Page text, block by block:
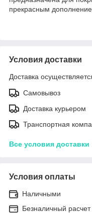
прекрасным
Условия доставки
Доставка
Самовывоз
Доставка курьером
Транспортная
Все условия доставки
Условия оплаты
Наличными
Безналичный